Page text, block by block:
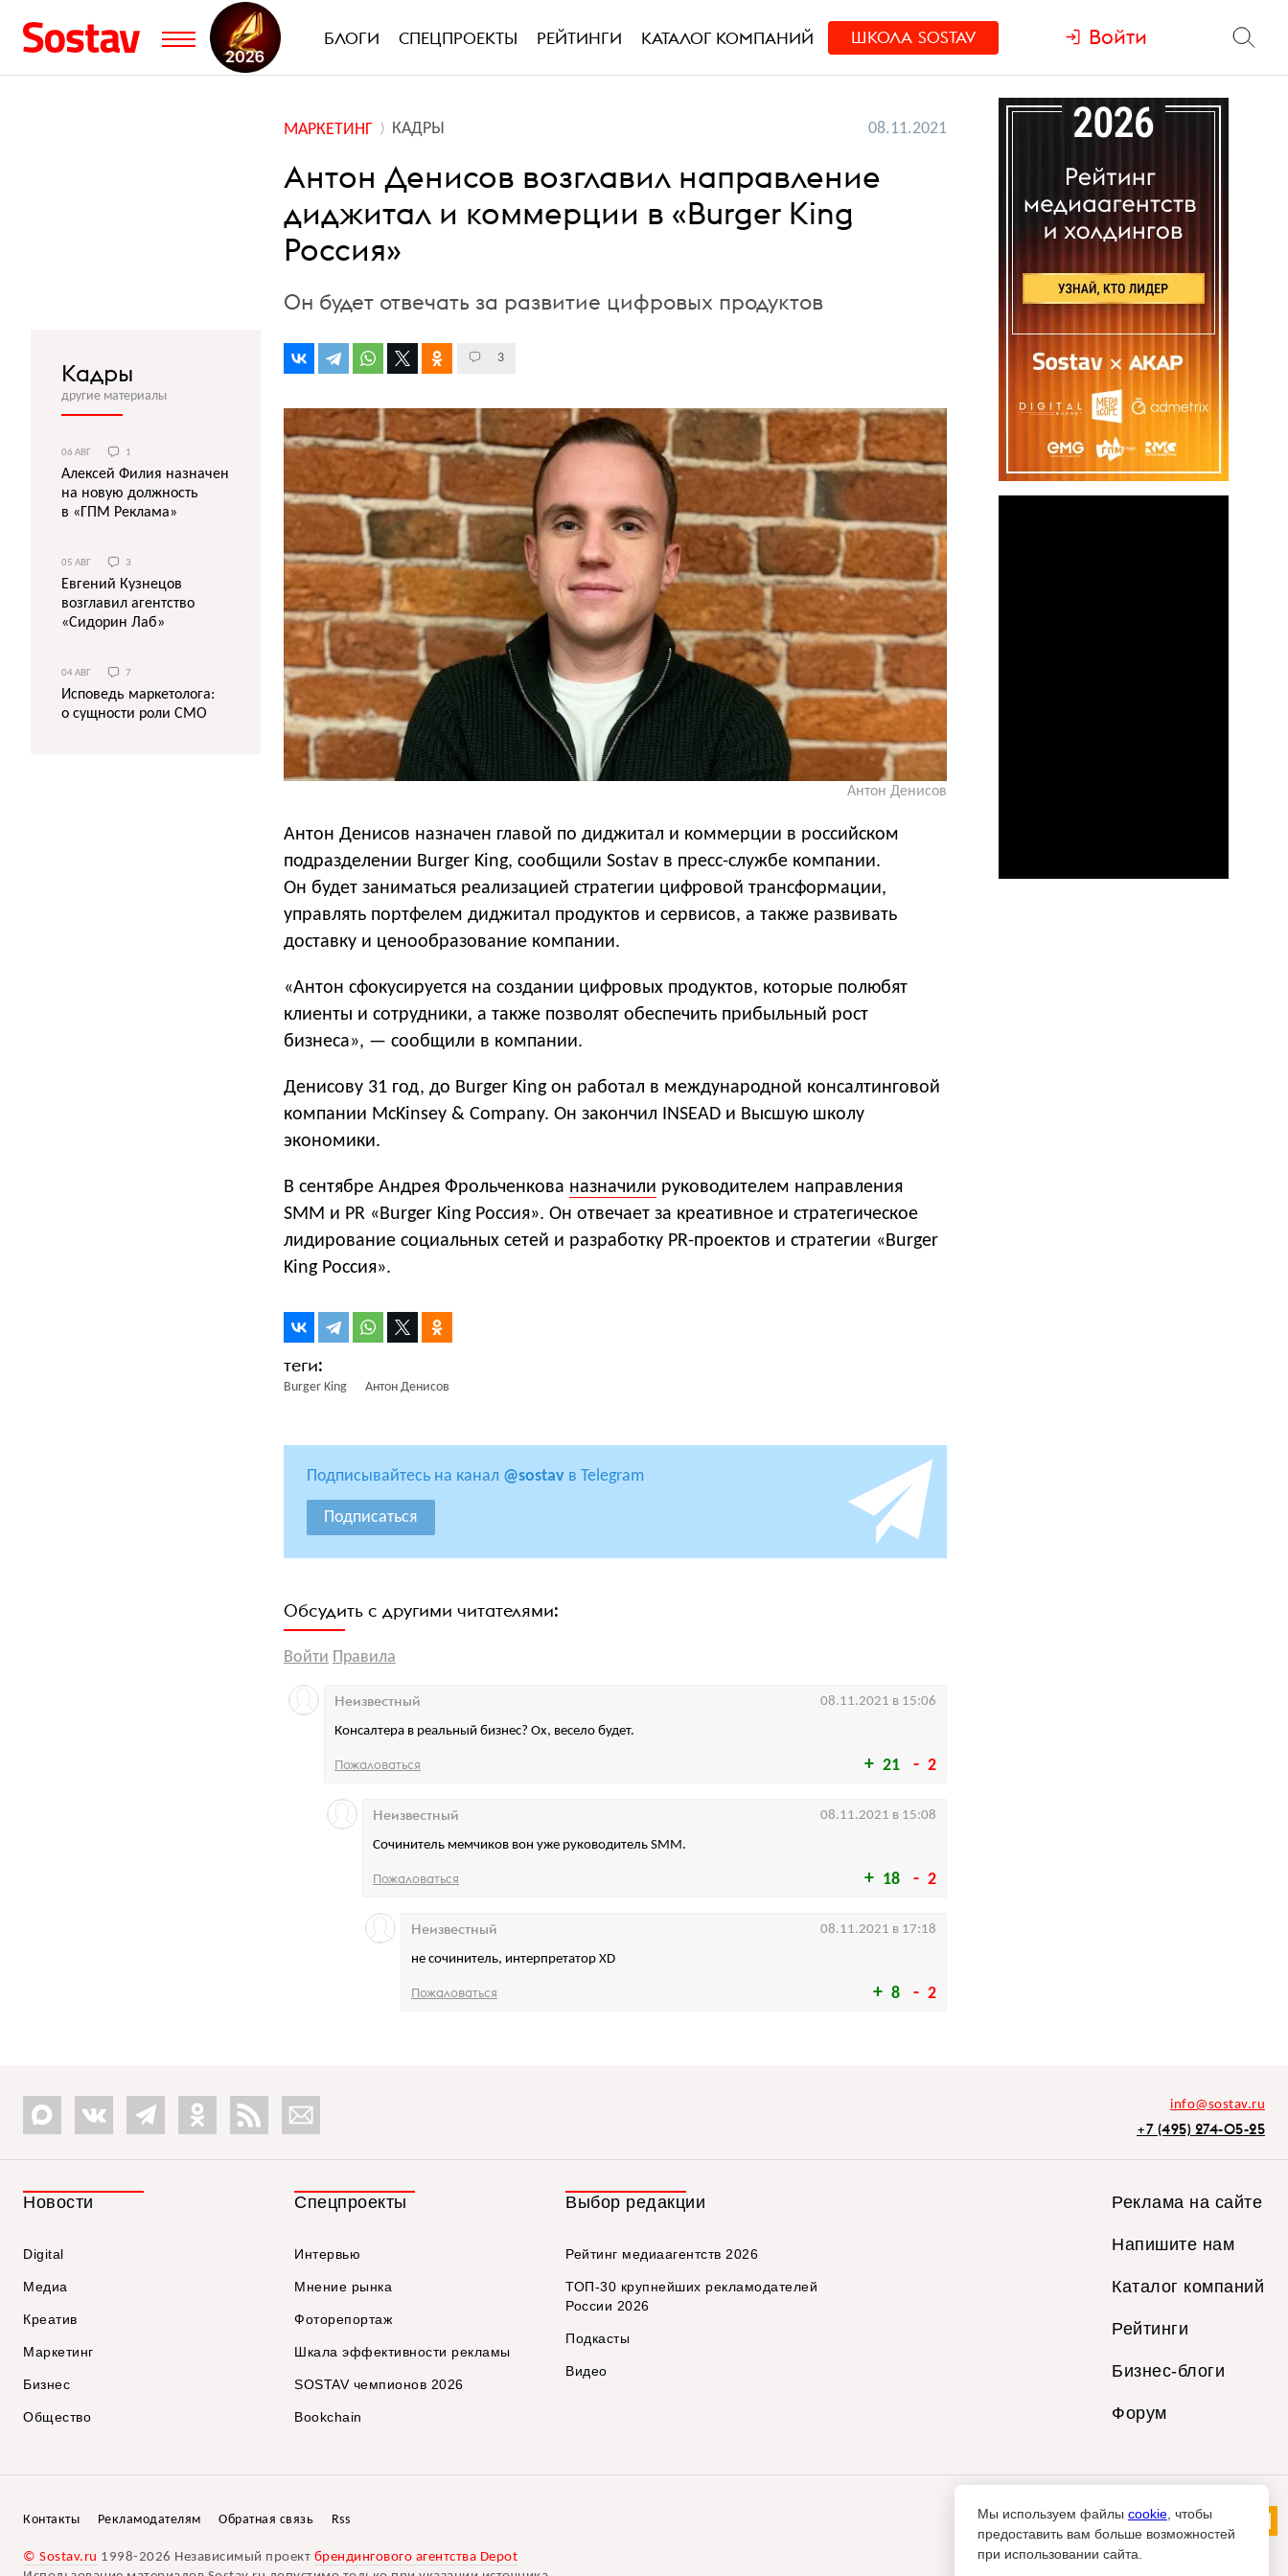
БЛОГИ СПЕЦПРОЕКТЫ РЕЙТИНГИ КАТАЛОГ КОМПАНИЙ ШКОЛА SOSTAV Войти
МАРКЕТИНГ КАДРЫ 08.11.2021
Антон Денисов возглавил направление
диджитал и коммерции в «Burger King
Россия»
Он будет отвечать за развитие цифровых продуктов
3
Антон Денисов
Антон Денисов назначен главой по диджитал и коммерции в российском
подразделении Burger King, сообщили Sostav в пресс-службе компании.
Он будет заниматься реализацией стратегии цифровой трансформации,
управлять портфелем диджитал продуктов и сервисов, а также развивать
доставку и ценообразование компании.
«Антон сфокусируется на создании цифровых продуктов, которые полюбят
клиенты и сотрудники, а также позволят обеспечить прибыльный рост
бизнеса», — сообщили в компании.
Денисову 31 год, до Burger King он работал в международной консалтинговой
компании McKinsey & Company. Он закончил INSEAD и Высшую школу
экономики.
В сентябре Андрея Фрольченкова назначили руководителем направления
SMM и PR «Burger King Россия». Он отвечает за креативное и стратегическое
лидирование социальных сетей и разработку PR-проектов и стратегии «Burger
King Россия».
Burger King Антон Денисов
Подписывайтесь на канал @sostav в Telegram
Подписаться
Обсудить с другими читателями:
Войти Правила
21 2
Консалтера в реальный бизнес? Ох, весело будет.
Неизвестный 08.11.2021 в 15:06
Пожаловаться
18 2
Сочинитель мемчиков вон уже руководитель SMM.
Неизвестный 08.11.2021 в 15:08
Пожаловаться
8 2
не сочинитель, интерпретатор XD
Неизвестный 08.11.2021 в 17:18
Пожаловаться
Кадры
другие материалы
06 АВГ 1
Алексей Филия назначен
на новую должность
в «ГПМ Реклама»
05 АВГ 3
Евгений Кузнецов
возглавил агентство
«Сидорин Лаб»
04 АВГ 7
Исповедь маркетолога:
о сущности роли СМО
info@sostav.ru
+7 (495) 274-05-25
Новости
Digital
Медиа
Креатив
Маркетинг
Бизнес
Общество
Спецпроекты
Интервью
Мнение рынка
Фоторепортаж
Шкала эффективности рекламы
SOSTAV чемпионов 2026
Bookchain
Выбор редакции
Рейтинг медиаагентств 2026
ТОП-30 крупнейших рекламодателей
России 2026
Подкасты
Видео
Реклама на сайте
Напишите нам
Каталог компаний
Рейтинги
Бизнес-блоги
Форум
Контакты Рекламодателям Обратная связь Rss
© Sostav.ru 1998-2026 Независимый проект брендингового агентства Depot
Мы используем файлы cookie , чтобы
предоставить вам больше возможностей
при использовании сайта.